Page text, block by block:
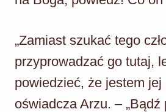
„Zamiast szukać tego
przyprowadzać go tutaj,
powiedzieć, że jestem jej
oświadcza Arzu. –